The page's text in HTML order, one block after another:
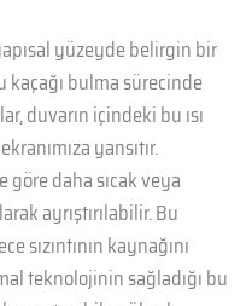
yüzeyde belirgin bir
kaçağı bulma sürecinde
duvarın içindeki bu ısı
yansıtır.
göre daha sıcak veya
ayrıştırılabilir. Bu
sızıntının kaynağını
teknolojinin sağladığı bu